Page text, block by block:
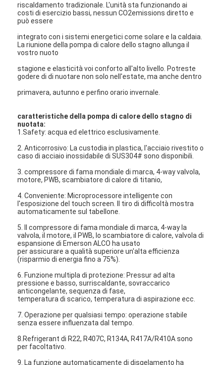
Video
Mostra VR
Su di noi
Giro della fabbrica
Contattaci
Notizie
Tutti i casi
Blog
chatta adesso
Ecer
riscaldamento tradizionale. L'unità sta funzionando ai
costi di esercizio bassi, nessun CO2emissions diretto e
può essere
integrato con i sistemi energetici come solare e la caldaia.
La riunione della pompa di calore dello stagno allunga il
vostro nuoto
stagione e elasticità voi conforto all'alto livello. Potreste
godere di di nuotare non solo nell'estate, ma anche dentro
primavera, autunno e perfino orario invernale.
caratteristiche della pompa di calore dello stagno di
nuotata:
1.Safety: acqua ed elettrico esclusivamente.
2. Anticorrosivo: La custodia in plastica, l'acciaio rivestito o
caso di acciaio inossidabile di SUS304# sono disponibili.
3. compressore di fama mondiale di marca, 4-way valvola,
motore, PWB, scambiatore di calore di titanio,
4. Conveniente: Microprocessore intelligente con
l'esposizione del touch screen. Il tiro di difficoltà mostra
automaticamente sul tabellone.
5. Il compressore di fama mondiale di marca, 4-way la
valvola, il motore, il PWB, lo scambiatore di calore, valvola di
espansione di Emerson ALCO ha usato
per assicurare a qualità superiore un'alta efficienza
(risparmio di energia fino a 75%).
6. Funzione multipla di protezione: Pressur ad alta
pressione e basso, surriscaldante, sovraccarico
anticongelante, sequenza di fase,
temperatura di scarico, temperatura di aspirazione ecc.
7. Operazione per qualsiasi tempo: operazione stabile
senza essere influenzata dal tempo.
8.Refrigerant di R22, R407C, R134A, R417A/R410A sono
per facoltativo.
9. La funzione automaticamente di disgelamento ha